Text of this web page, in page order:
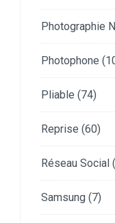
Photographie
Photophone
Pliable (74)
Reprise (60)
Réseau Social
Samsung (7)